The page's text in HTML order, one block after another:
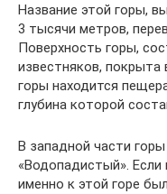
Название этой горы,
3 тысячи метров,
Поверхность горы,
известняков,
горы находится
глубина которой
В западной части горы
«Водопадистый».
именно к этой горе